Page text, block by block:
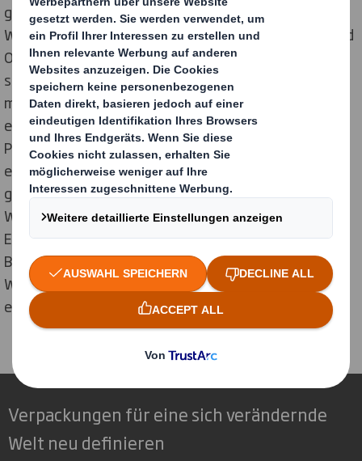
gesamten Wasserverbrauchs. Wir beziehen unser
Wasser überwiegend aus Bohrlöchern (53 Prozent) und
Oberflächenwasser (42 Prozent). Dies ist der
schwierigste Bereich, den wir in Angriff nehmen
müssen, da Wasser für unser Geschäft von
entscheidender Bedeutung ist und unsere
Produktionsmengen weiter steigen. Außerdem muss
ein empfindliches und hochtechnisches Gleichgewicht
gewahrt werden, da eine Verringerung des
Wasserverbrauchs zu einem Anstieg des
Energieverbrauchs führt. Auf der Grundlage von
Branchen-Benchmarks haben wir einen optimalen
Wasserverbrauch von 6,5 m3 pro Tonne Produktion
ermittelt.
Verpackungen für eine sich verändernde
Welt neu definieren